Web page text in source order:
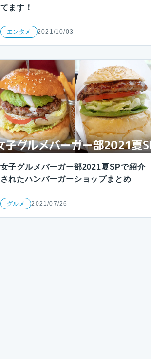
てます！
エンタメ 2021/10/03
女子グルメバーガー部2021夏SPで紹介
されたハンバーガーショップまとめ
グルメ 2021/07/26